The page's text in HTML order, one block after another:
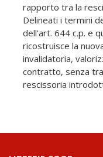
rapporto tra la
Delineati i termini
dell'art. 644 c.p. e
ricostruisce la
invalidatoria,
contratto, senza
rescissoria